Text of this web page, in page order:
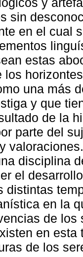
sin
en el cual
estas
los
una más
y que
de la
parte del
disciplina
el
distintas
en la
de los
en esta
de los